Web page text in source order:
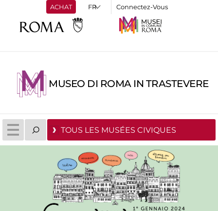
ACHAT Connectez-Vous
MUSEO DI ROMA IN TRASTEVERE
TOUS LES MUSÉES CIVIQUES